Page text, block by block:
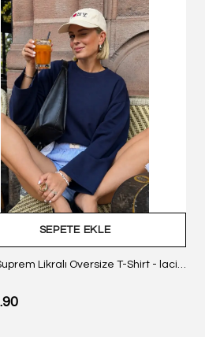
SEPETE EKLE
Kadın Suprem Likralı Oversize T-Shirt - lacivert